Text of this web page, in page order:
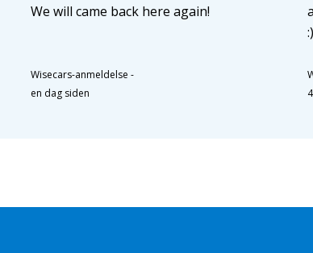
We will came back here again!
Wisecars-anmeldelse -
en dag siden
:)